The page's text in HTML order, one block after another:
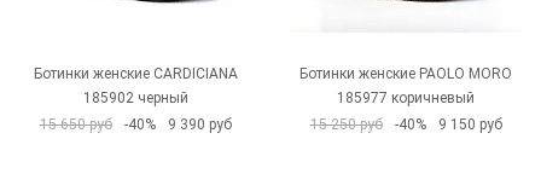
Ботинки женские CARDICIANA
185902 черный
15 650 руб
-40% 9 390 руб
Ботинки женские PAOLO MORO
185977 коричневый
15 250 руб
-40% 9 150 руб